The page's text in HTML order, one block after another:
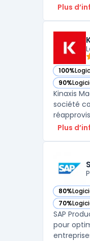
Plus
100%
— voir
90%
— voir
Kinaxis
société
Plus
80%
— voir
70%
— voir
SAP
pour